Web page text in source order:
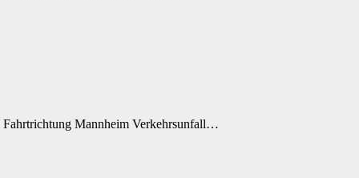
Mannheim Verkehrsunfall…